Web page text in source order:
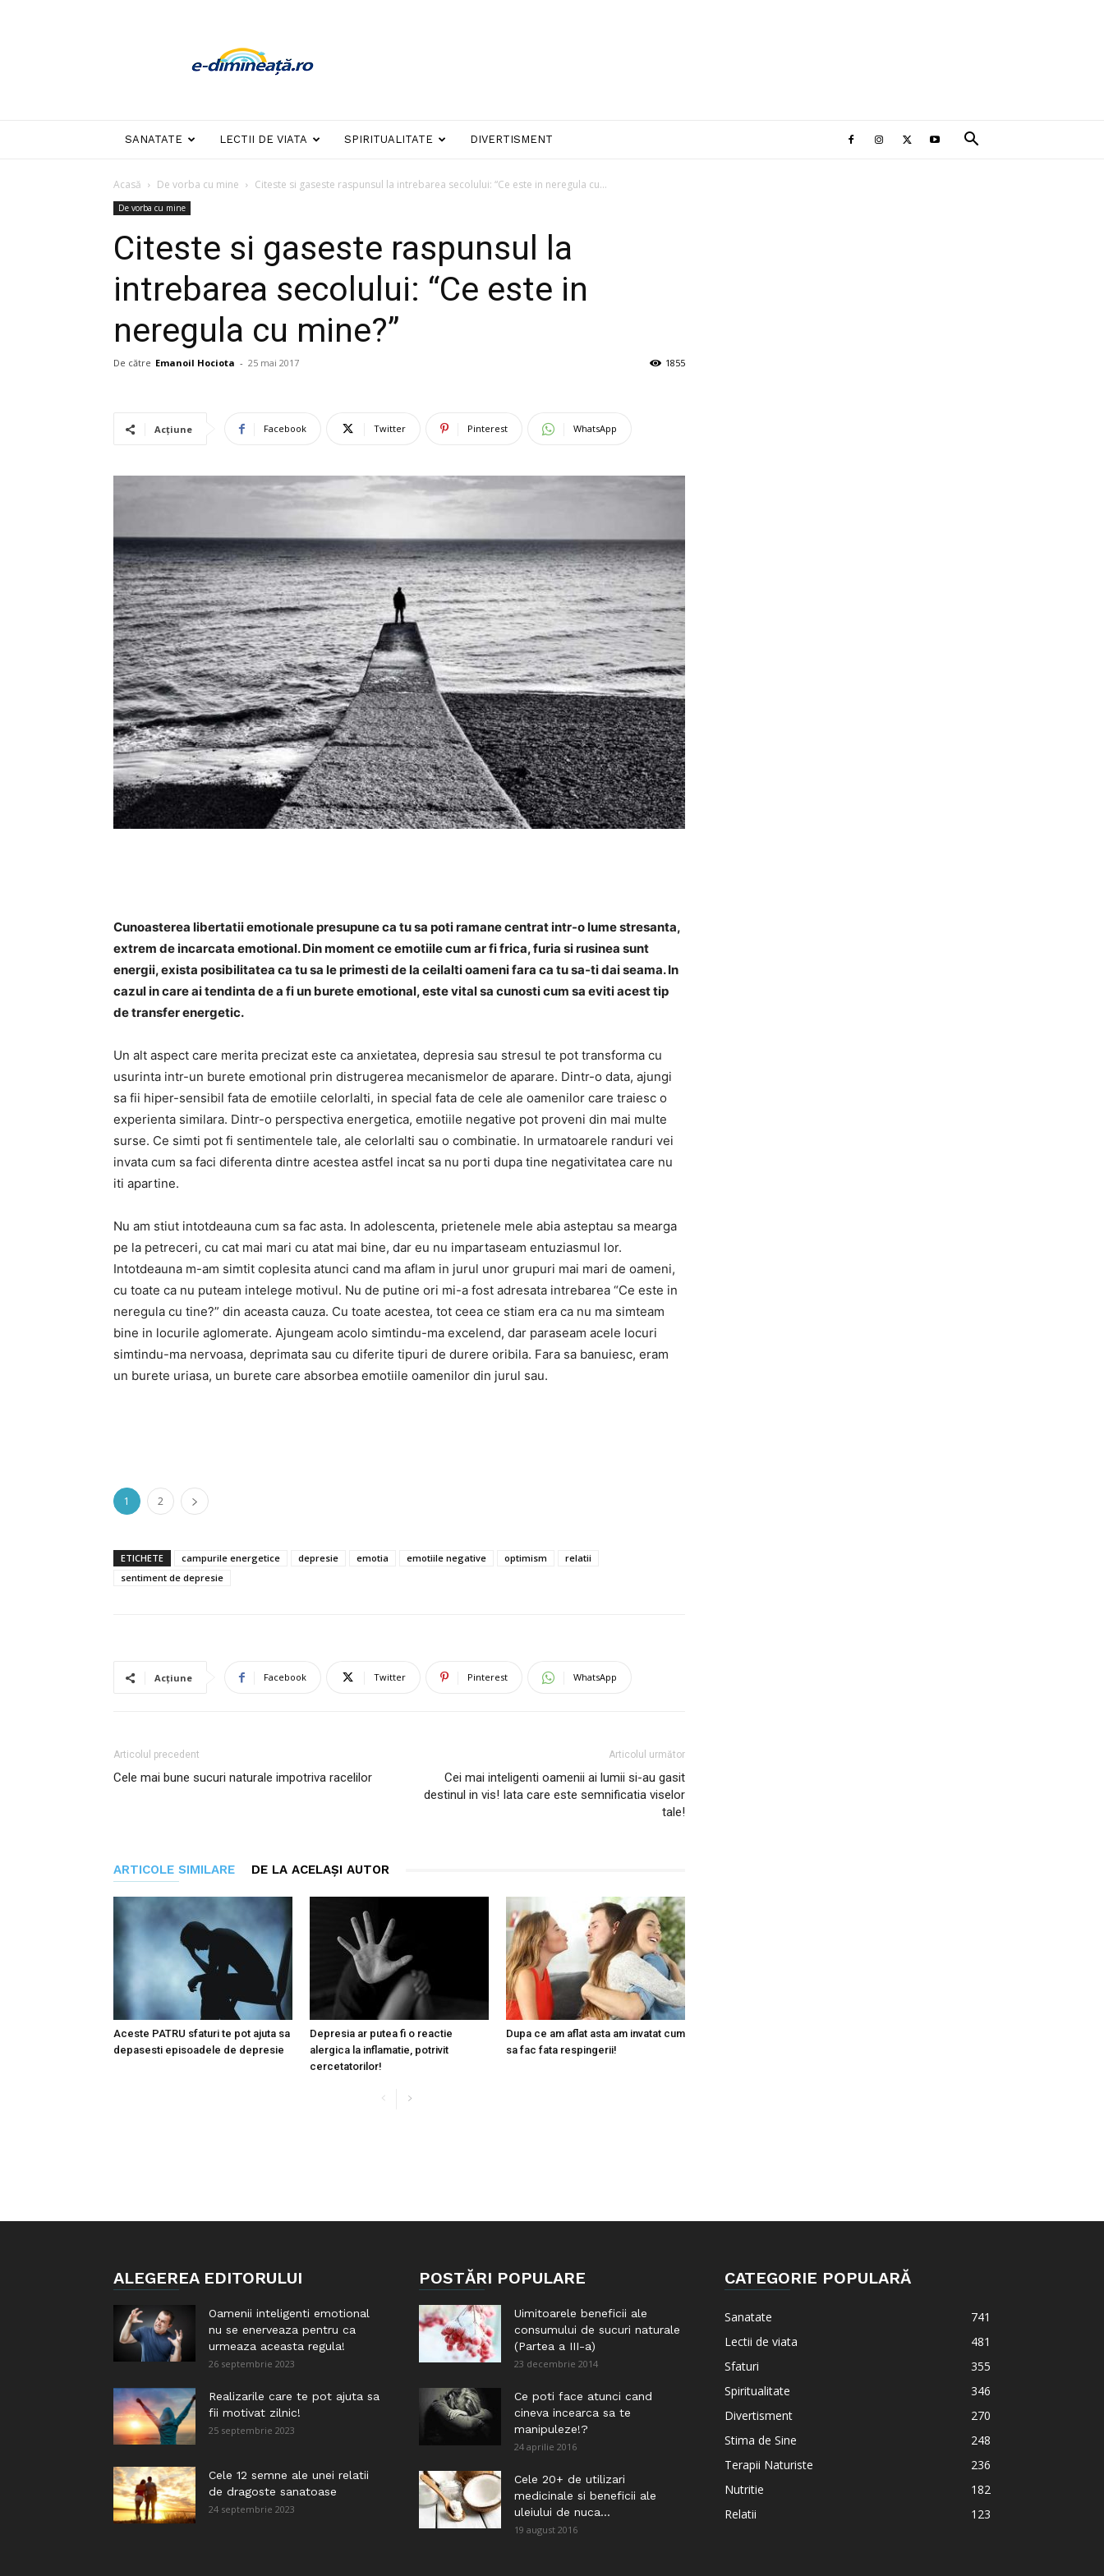
dimineata
SANATATE LECTII DE VIATA SPIRITUALITATE DIVERTISMENT
Acasă De vorba cu mine Citeste si gaseste raspunsul la intrebarea secolului: “Ce este in neregula cu...
De vorba cu mine
Citeste si gaseste raspunsul la
intrebarea secolului: “Ce este in
neregula cu mine?”
De către Emanoil Hociota - 25 mai 2017 1855
Acțiune Facebook Twitter Pinterest WhatsApp
Cunoasterea libertatii emotionale presupune ca tu sa poti ramane centrat intr-o lume stresanta,
extrem de incarcata emotional. Din moment ce emotiile cum ar fi frica, furia si rusinea sunt
energii, exista posibilitatea ca tu sa le primesti de la ceilalti oameni fara ca tu sa-ti dai seama. In
cazul in care ai tendinta de a fi un burete emotional, este vital sa cunosti cum sa eviti acest tip
de transfer energetic.
Un alt aspect care merita precizat este ca anxietatea, depresia sau stresul te pot transforma cu
usurinta intr-un burete emotional prin distrugerea mecanismelor de aparare. Dintr-o data, ajungi
sa fii hiper-sensibil fata de emotiile celorlalti, in special fata de cele ale oamenilor care traiesc o
experienta similara. Dintr-o perspectiva energetica, emotiile negative pot proveni din mai multe
surse. Ce simti pot fi sentimentele tale, ale celorlalti sau o combinatie. In urmatoarele randuri vei
invata cum sa faci diferenta dintre acestea astfel incat sa nu porti dupa tine negativitatea care nu
iti apartine.
Nu am stiut intotdeauna cum sa fac asta. In adolescenta, prietenele mele abia asteptau sa mearga
pe la petreceri, cu cat mai mari cu atat mai bine, dar eu nu impartaseam entuziasmul lor.
Intotdeauna m-am simtit coplesita atunci cand ma aflam in jurul unor grupuri mai mari de oameni,
cu toate ca nu puteam intelege motivul. Nu de putine ori mi-a fost adresata intrebarea “Ce este in
neregula cu tine?” din aceasta cauza. Cu toate acestea, tot ceea ce stiam era ca nu ma simteam
bine in locurile aglomerate. Ajungeam acolo simtindu-ma excelend, dar paraseam acele locuri
simtindu-ma nervoasa, deprimata sau cu diferite tipuri de durere oribila. Fara sa banuiesc, eram
un burete uriasa, un burete care absorbea emotiile oamenilor din jurul sau.
1 2
ETICHETE campurile energetice depresie emotia emotiile negative optimism
relatii
sentiment de depresie
Acțiune Facebook Twitter Pinterest WhatsApp
Articolul precedent
Cele mai bune sucuri naturale impotriva racelilor
Articolul următor
Cei mai inteligenti oamenii ai lumii si-au gasit
destinul in vis! Iata care este semnificatia viselor
tale!
ARTICOLE SIMILARE DE LA ACELAȘI AUTOR
Aceste PATRU sfaturi te pot ajuta sa
depasesti episoadele de depresie
Depresia ar putea fi o reactie
alergica la inflamatie, potrivit
cercetatorilor!
Dupa ce am aflat asta am invatat cum
sa fac fata respingerii!
ALEGEREA EDITORULUI
Oamenii inteligenti emotional
nu se enerveaza pentru ca
urmeaza aceasta regula!
26 septembrie 2023
Realizarile care te pot ajuta sa
fii motivat zilnic!
25 septembrie 2023
Cele 12 semne ale unei relatii
de dragoste sanatoase
24 septembrie 2023
POSTĂRI POPULARE
Uimitoarele beneficii ale
consumului de sucuri naturale
(Partea a III-a)
23 decembrie 2014
Ce poti face atunci cand
cineva incearca sa te
manipuleze!?
24 aprilie 2016
Cele 20+ de utilizari
medicinale si beneficii ale
uleiului de nuca...
19 august 2016
CATEGORIE POPULARĂ
Sanatate
741
Lectii de viata
481
Sfaturi
355
Spiritualitate
346
Divertisment
270
Stima de Sine
248
Terapii Naturiste
236
Nutritie
182
Relatii
123